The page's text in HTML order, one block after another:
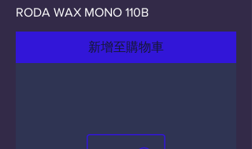
RODA WAX MONO 110B
新增至購物車